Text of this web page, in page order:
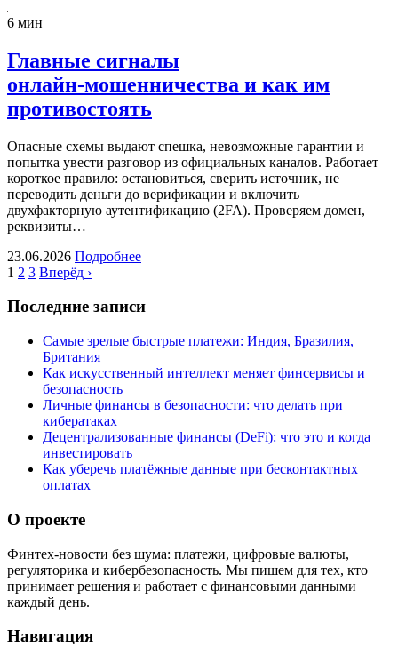
6 мин
Главные сигналы
онлайн‑мошенничества и как им
противостоять
Опасные схемы выдают спешка, невозможные гарантии и
попытка увести разговор из официальных каналов. Работает
короткое правило: остановиться, сверить источник, не
переводить деньги до верификации и включить
двухфакторную аутентификацию (2FA). Проверяем домен,
реквизиты…
23.06.2026 Подробнее
1 2 3 Вперёд ›
Последние записи
Самые зрелые быстрые платежи: Индия, Бразилия,
Британия
Как искусственный интеллект меняет финсервисы и
безопасность
Личные финансы в безопасности: что делать при
кибератаках
Децентрализованные финансы (DeFi): что это и когда
инвестировать
Как уберечь платёжные данные при бесконтактных
оплатах
О проекте
Финтех-новости без шума: платежи, цифровые валюты,
регуляторика и кибербезопасность. Мы пишем для тех, кто
принимает решения и работает с финансовыми данными
каждый день.
Навигация